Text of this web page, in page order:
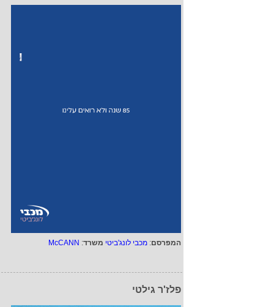
המפרסם: מכבי לונג'ביטי משרד:
McCANN
פלז'ר גילטי